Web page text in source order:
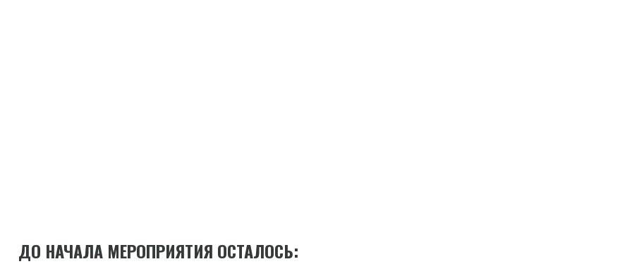
ДО НАЧАЛА МЕРОПРИЯТИЯ ОСТАЛОСЬ: